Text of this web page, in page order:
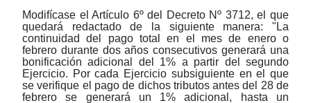
Modifícase el Artículo 6º del Decreto Nº 3712, el que
quedará redactado de la siguiente manera: "La
continuidad del pago total en el mes de enero o
febrero durante dos años consecutivos generará una
bonificación adicional del 1% a partir del segundo
Ejercicio. Por cada Ejercicio subsiguiente en el que
se verifique el pago de dichos tributos antes del 28 de
febrero se generará un 1% adicional, hasta un